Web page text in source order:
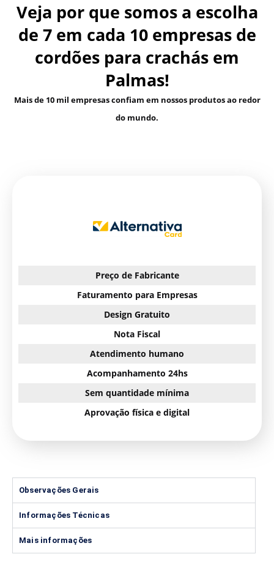
Veja por que somos a escolha
de 7 em cada 10 empresas de
cordões para crachás em
Palmas!
Mais de 10 mil empresas confiam em nossos produtos ao redor
do mundo.
Preço de Fabricante
Faturamento para Empresas
Design Gratuito
Nota Fiscal
Atendimento humano
Acompanhamento 24hs
Sem quantidade mínima
Aprovação física e digital
Observações Gerais
Informações Técnicas
Mais informações